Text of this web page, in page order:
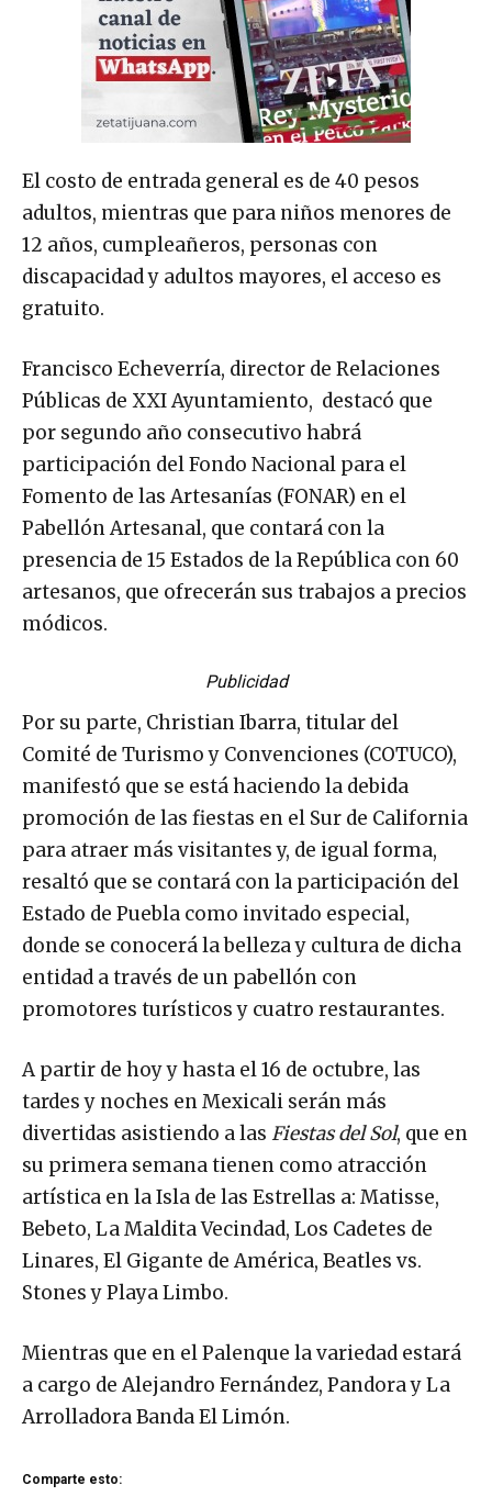
El costo de entrada general es de 40 pesos
adultos, mientras que para niños menores de
12 años, cumpleañeros, personas con
discapacidad y adultos mayores, el acceso es
gratuito.
Francisco Echeverría, director de Relaciones
Públicas de XXI Ayuntamiento, destacó que
por segundo año consecutivo habrá
participación del Fondo Nacional para el
Fomento de las Artesanías (FONAR) en el
Pabellón Artesanal, que contará con la
presencia de 15 Estados de la República con 60
artesanos, que ofrecerán sus trabajos a precios
módicos.
Publicidad
Por su parte, Christian Ibarra, titular del
Comité de Turismo y Convenciones (COTUCO),
manifestó que se está haciendo la debida
promoción de las fiestas en el Sur de California
para atraer más visitantes y, de igual forma,
resaltó que se contará con la participación del
Estado de Puebla como invitado especial,
donde se conocerá la belleza y cultura de dicha
entidad a través de un pabellón con
promotores turísticos y cuatro restaurantes.
A partir de hoy y hasta el 16 de octubre, las
tardes y noches en Mexicali serán más
divertidas asistiendo a las Fiestas del Sol, que en
su primera semana tienen como atracción
artística en la Isla de las Estrellas a: Matisse,
Bebeto, La Maldita Vecindad, Los Cadetes de
Linares, El Gigante de América, Beatles vs.
Stones y Playa Limbo.
Mientras que en el Palenque la variedad estará
a cargo de Alejandro Fernández, Pandora y La
Arrolladora Banda El Limón.
Comparte esto: